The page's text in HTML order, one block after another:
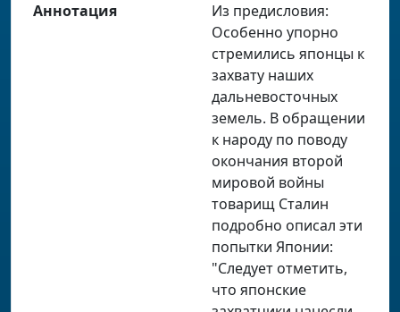
Аннотация
Из предисловия:
Особенно упорно
стремились японцы к
захвату наших
дальневосточных
земель. В обращении
к народу по поводу
окончания второй
мировой войны
товарищ Сталин
подробно описал эти
попытки Японии:
"Следует отметить,
что японские